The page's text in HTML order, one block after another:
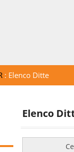
: Elenco Ditte
Elenco